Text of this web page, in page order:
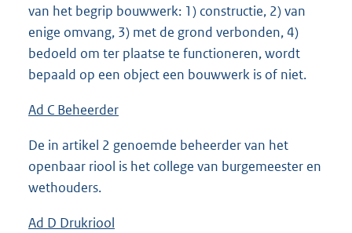
van het begrip bouwwerk: 1) constructie, 2) van
enige omvang, 3) met de grond verbonden, 4)
bedoeld om ter plaatse te functioneren, wordt
bepaald op een object een bouwwerk is of niet.
Ad C Beheerder
De in artikel 2 genoemde beheerder van het
openbaar riool is het college van burgemeester en
wethouders.
Ad D Drukriool